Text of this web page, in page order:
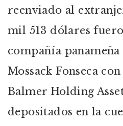
reenviado al
mil 513 dólares
compañía
Mossack Fonseca
Balmer Holding
depositados en la